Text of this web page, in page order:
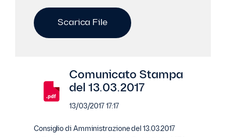
Scarica File
Comunicato Stampa
del 13.03.2017
13/03/2017 17:17
Consiglio di Amministrazione del 13.03.2017